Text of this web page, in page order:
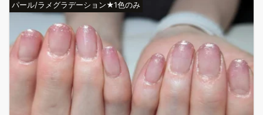
パール/ラメグラデーション★1色のみ